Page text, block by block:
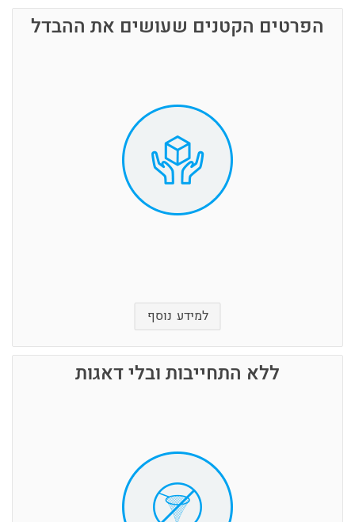
לכל לקוח\ה צורך אחר כמות אחרת ופרק זמן אחסון
התשלום החודשי יחסי לגודל המחסן אשר מותאם
אישית לפי נפח התכולה הכולל שאתם צריכים
סידור נכון וחכם יחסוך במקום וממילא יחסוך לכם
במחיר שאלו אותנו ונשמח לחלוק בידע שהצטבר עם
הפרטים הקטנים שעושים את ההבדל
תשלום יחסי פר חודש או שבוע בהתאם לתקופה
מחיר קבוע, ידוע מראש, בלי משחקים ובלי קונץ
למידע נוסף
ללא התחייבות ובלי דאגות